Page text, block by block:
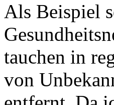
Als Beispiel
tauchen in
von